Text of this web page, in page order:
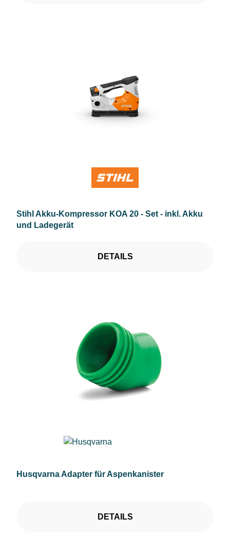
Stihl Akku-Kompressor KOA 20 - Set - inkl. Akku
und Ladegerät
DETAILS
Husqvarna Adapter für Aspenkanister
DETAILS